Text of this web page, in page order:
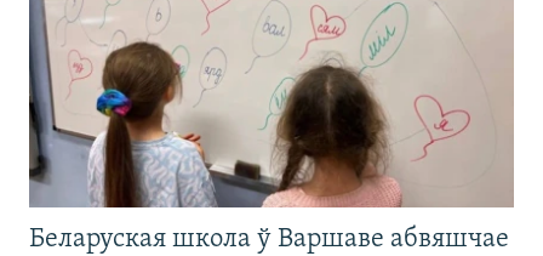
Беларуская школа ў Варшаве абвяшчае